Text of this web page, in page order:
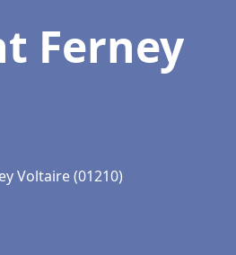
Ferney
Voltaire (01210)